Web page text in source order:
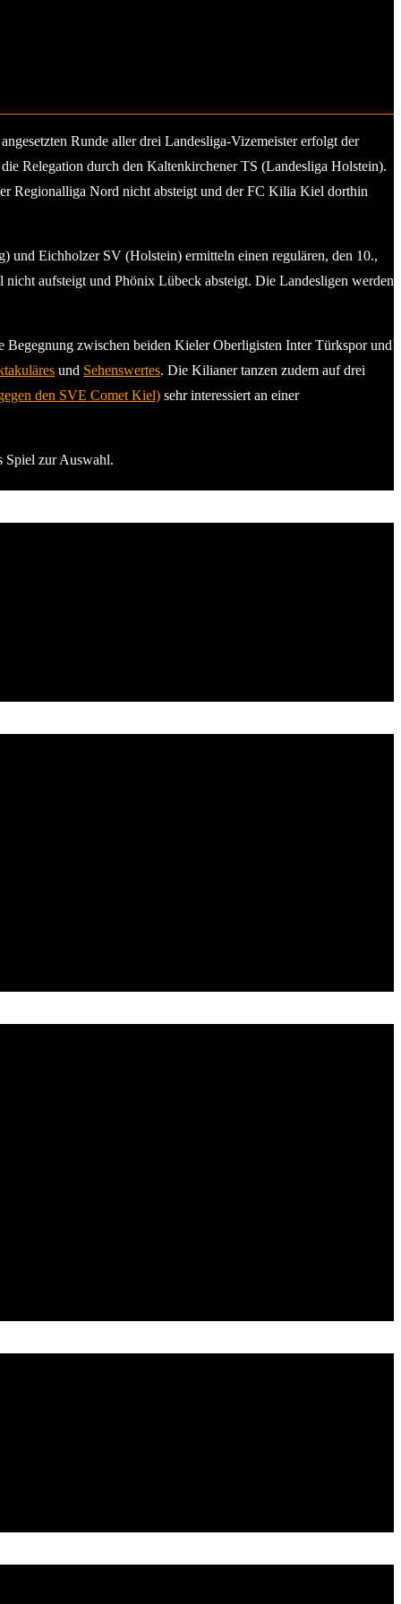
Runde aller drei Landesliga-Vizemeister erfolgt der
Relegation durch den Kaltenkirchener TS (Landesliga Holstein).
Regionalliga Nord nicht absteigt und der FC Kilia Kiel dorthin
Eichholzer SV (Holstein) ermitteln einen regulären, den 10.,
aufsteigt und Phönix Lübeck absteigt. Die Landesligen werden
zwischen beiden Kieler Oberligisten Inter Türkspor und
und Sehenswertes. Die Kilianer tanzen zudem auf drei
den SVE Comet Kiel) sehr interessiert an einer
Spiel zur Auswahl.